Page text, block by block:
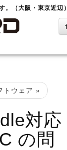
。（大阪・東京近辺）
トウェア »
対応
の問